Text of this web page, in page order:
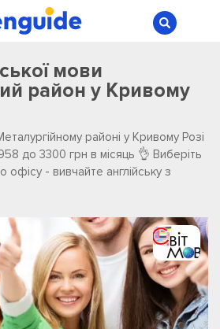
мови
район у Кривому
районі у Кривому Розі
до 3300 грн в місяць 👌 Виберіть
офісу - вивчайте англійську з